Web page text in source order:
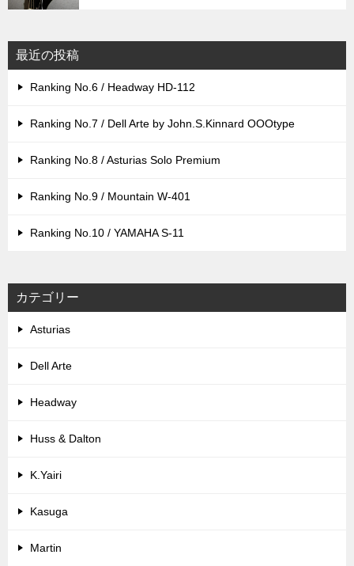
最近の投稿
Ranking No.6 / Headway HD-112
Ranking No.7 / Dell Arte by John.S.Kinnard OOOtype
Ranking No.8 / Asturias Solo Premium
Ranking No.9 / Mountain W-401
Ranking No.10 / YAMAHA S-11
カテゴリー
Asturias
Dell Arte
Headway
Huss & Dalton
K.Yairi
Kasuga
Martin